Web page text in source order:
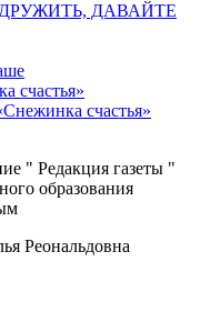
ДАВАЙТЕ
счастья»
" Редакция газеты "
образования
Реональдовна